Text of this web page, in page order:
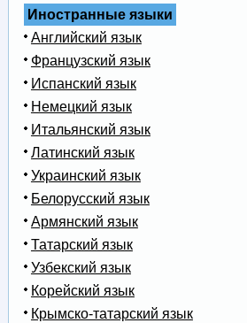
Иностранные языки
Английский язык
Французский язык
Испанский язык
Немецкий язык
Итальянский язык
Латинский язык
Украинский язык
Белорусский язык
Армянский язык
Татарский язык
Узбекский язык
Корейский язык
Крымско-татарский язык